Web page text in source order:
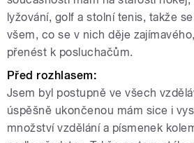
lyžování, golf a stolní tenis, takže
všem, co se v nich děje
přenést k posluchačům.
Před rozhlasem:
Jsem byl postupně ve všech
úspěšně ukončenou mám sice i
množství vzdělání a písmenek